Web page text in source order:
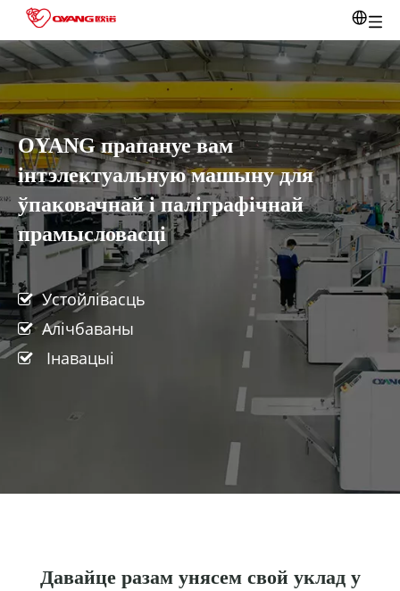
OYANG прапануе вам
інтэлектуальную машыну для
ўпаковачнай і паліграфічнай
прамысловасці
Устойлівасць
Алічбаваны
 Інавацыі
Давайце разам унясем свой уклад у